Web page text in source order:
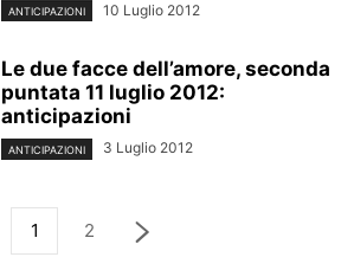
ANTICIPAZIONI 10 Luglio 2012
Le due facce dell’amore, seconda
puntata 11 luglio 2012:
anticipazioni
ANTICIPAZIONI 3 Luglio 2012
1 2